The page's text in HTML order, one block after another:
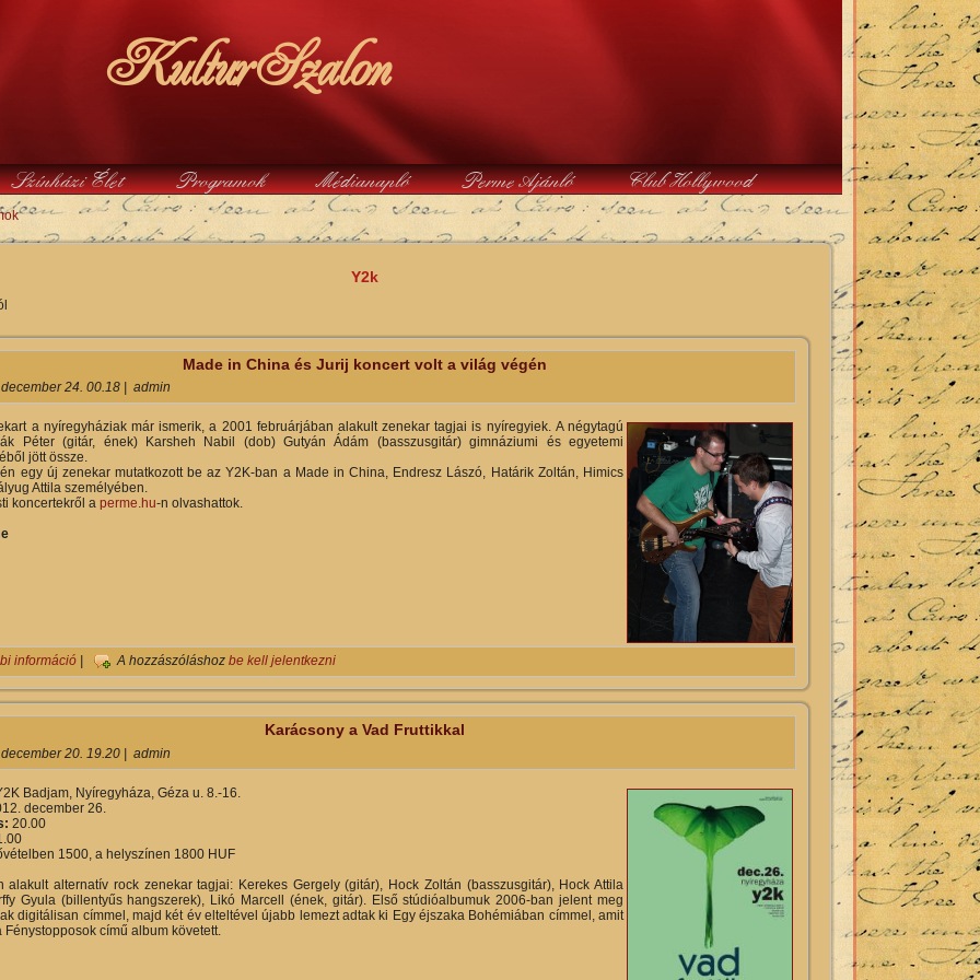
KulturSzalon
Színházi Élet Programok Médianapló Perme Ajánló Club Hollywood
Y2k
Made in China és Jurij koncert volt a világ végén
24. 00.18 admin
a nyíregyháziak már ismerik, a 2001 februárjában alakult zenekar tagjai is nyíregyiek. A négytagú
Péter (gitár, ének) Karsheh Nabil (dob) Gutyán Ádám (basszusgitár) gimnáziumi és egyetemi
jött össze.
egy új zenekar mutatkozott be az Y2K-ban a Made in China, Endresz Lászó, Határik Zoltán, Himics
Attila személyében.
koncertekről a perme.hu-n olvashattok.
információ Made in China és Jurij koncert volt a világ végén tartalommal kapcsolatosan
A hozzászóláshoz be kell jelentkezni
Karácsony a Vad Fruttikkal
20. 19.20 admin
Badjam, Nyíregyháza, Géza u. 8.-16.
december 26.
20.00
1500, a helyszínen 1800 HUF
alakult alternatív rock zenekar tagjai: Kerekes Gergely (gitár), Hock Zoltán (basszusgitár), Hock Attila
Gyula (billentyűs hangszerek), Likó Marcell (ének, gitár). Első stúdióalbumuk 2006-ban jelent meg
digitálisan címmel, majd két év elteltével újabb lemezt adtak ki Egy éjszaka Bohémiában címmel, amit
Fénystopposok című album követett.